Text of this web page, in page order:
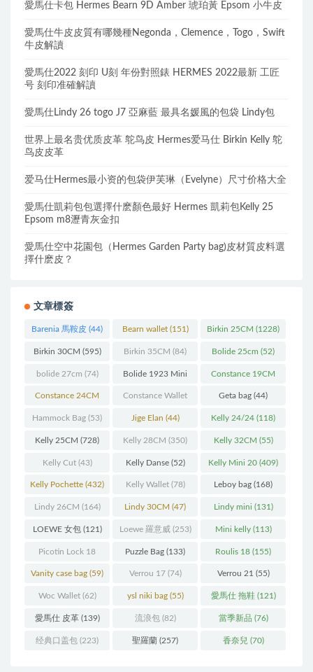
愛馬仕卡包 Hermes Bearn 9D Amber 琥珀黃 Epsom 小牛皮
愛馬仕牛皮皮質有哪幾種Negonda，Clemence，Togo，Swift
牛皮解讀
愛馬仕2022 刻印 U刻 年份對照錶 HERMES 2022最新 工匠
号 刻印准確解讀
愛馬仕Lindy 26 togo J7 亞麻藍 最具名媛風的包袋 Lindy包
世界上最名贵优质皮革 鸵鸟皮 Hermes爱马仕 Birkin Kelly 鸵
鸟皮皮革
爱马仕Hermes最小资的包袋伊芙琳（Evelyne）尺寸价格大全
愛馬仕凱莉包包選擇什麽顏色最好 Hermes 凱莉包Kelly 25
Epsom m8瀝青灰金扣
愛馬仕空中花園包（Hermes Garden Party bag)皮材質皮料選
擇什麽皮？
文章標簽
Barenia 馬鞍皮 (44) Bearn wallet(151) Birkin 25CM (1228)
Birkin 30CM (595) Birkin 35CM (84) Bolide 25cm (52)
bolide 27cm (74) Bolide 1923 Mini
(93)
Constance 19CM
(571)
Constance 24CM
(216)
Constance Wallet
(60)
Geta bag (44)
Hammock Bag (53) Jige Elan (44) Kelly 24/24 (118)
Kelly 25CM (728) Kelly 28CM (350) Kelly 32CM (55)
Kelly Cut(43) Kelly Danse(52) Kelly Mini 20 (409)
Kelly Pochette (432) Kelly Wallet(78) Leboy bag (168)
Lindy 26CM (164) Lindy 30CM (47) Lindy mini (131)
LOEWE 女包(121) Loewe 羅意威(253) Mini kelly(113)
Picotin Lock 18
(202)
Puzzle Bag (133) Roulis 18 (155)
Vanity case bag (59) Verrou 17(74) Verrou 21 (55)
Woc Wallet(62) ysl niki bag(55) 愛馬仕 拖鞋(121)
愛馬仕 皮革(139) 流浪包(82) 當季新品 (76)
经典口盖包 (223) 聖羅蘭 (257) 香奈兒 (70)